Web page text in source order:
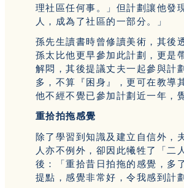
理社區任何事。」但計劃讓他發
人，成為了社區的一部分。」
孫先生讀書時曾修讀美術，其後
孫太比他更早參加此計劃，更是
解悶，其後提議丈夫一起參與計
多，不算『困身』，更可在教導
他不經不覺已參加計劃近一年，
重拾拍拖感覺
除了學習到知識及建立自信外，
人亦不例外，卻因此犧牲了「二
後：「重拾昔日拍拖的感覺，多
提點，感覺非常好，令我感到計